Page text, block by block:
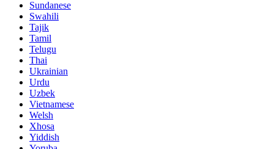
Sundanese
Swahili
Tajik
Tamil
Telugu
Thai
Ukrainian
Urdu
Uzbek
Vietnamese
Welsh
Xhosa
Yiddish